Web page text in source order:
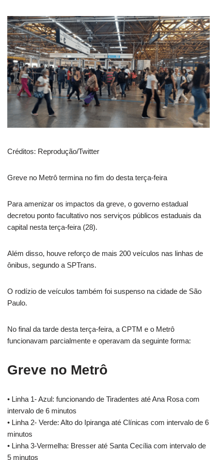
Créditos: Reprodução/Twitter
Greve no Metrô termina no fim do desta terça-feira
Para amenizar os impactos da greve, o governo estadual
decretou ponto facultativo nos serviços públicos estaduais da
capital nesta terça-feira (28).
Além disso, houve reforço de mais 200 veículos nas linhas de
ônibus, segundo a SPTrans.
O rodízio de veículos também foi suspenso na cidade de São
Paulo.
No final da tarde desta terça-feira, a CPTM e o Metrô
funcionavam parcialmente e operavam da seguinte forma:
Greve no Metrô
• Linha 1- Azul: funcionando de Tiradentes até Ana Rosa com
intervalo de 6 minutos
• Linha 2- Verde: Alto do Ipiranga até Clínicas com intervalo de 6
minutos
• Linha 3-Vermelha: Bresser até Santa Cecília com intervalo de
5 minutos